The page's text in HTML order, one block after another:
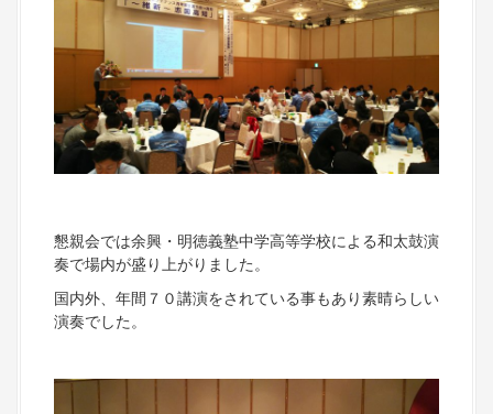
懇親会では余興・明徳義塾中学高等学校による和太鼓演
奏で場内が盛り上がりました。
国内外、年間７０講演をされている事もあり素晴らしい
演奏でした。